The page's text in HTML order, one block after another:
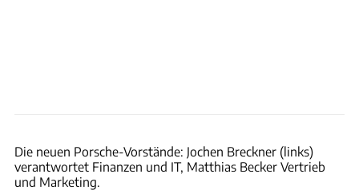
Die neuen Porsche-Vorstände: Jochen Breckner (links)
verantwortet Finanzen und IT, Matthias Becker Vertrieb
und Marketing.